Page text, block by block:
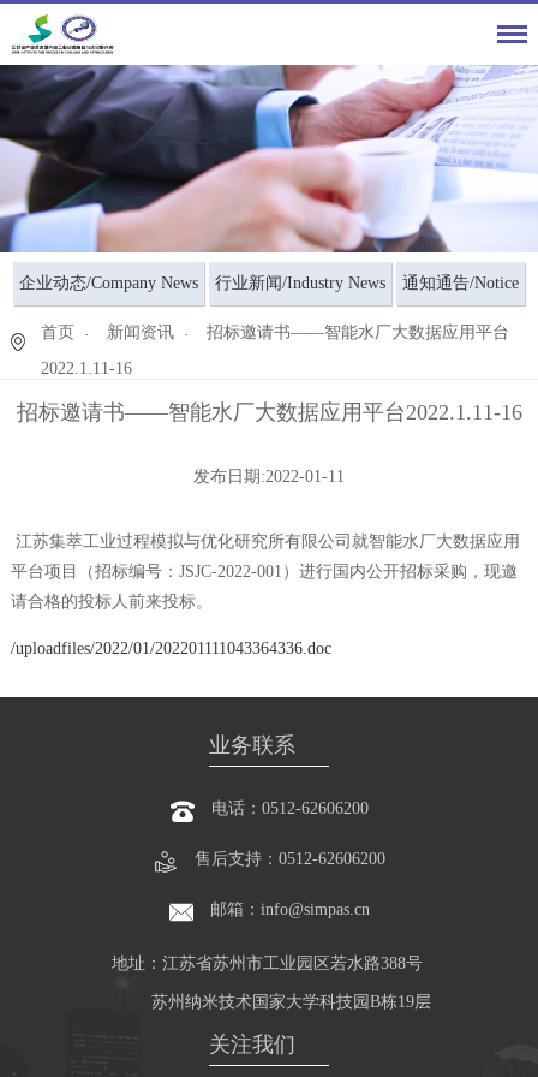
企业动态/Company News 行业新闻/Industry News 通知通告/Notice
首页 新闻资讯
招标邀请书——智能水厂大数据应用平台
2022.1.11-16
招标邀请书——智能水厂大数据应用平台2022.1.11-16
发布日期:2022-01-11
江苏集萃工业过程模拟与优化研究所有限公司就智能水厂大数据应用
平台项目（招标编号：JSJC-2022-001）进行国内公开招标采购，现邀
请合格的投标人前来投标。
/uploadfiles/2022/01/202201111043364336.doc
业务联系
电话：0512-62606200
售后支持：0512-62606200
邮箱：info@simpas.cn
地址：江苏省苏州市工业园区若水路388号
苏州纳米技术国家大学科技园B栋19层
关注我们